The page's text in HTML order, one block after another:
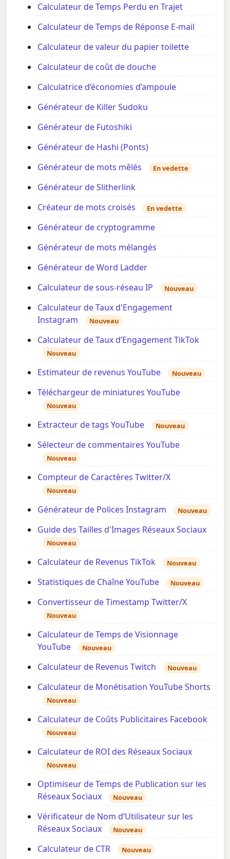
Calculateur de Temps Perdu en Trajet
Calculateur de Temps de Réponse E-mail
Calculateur de valeur du papier toilette
Calculateur de coût de douche
Calculatrice d’économies d’ampoule
Générateur de Killer Sudoku
Générateur de Futoshiki
Générateur de Hashi (Ponts)
Générateur de mots mêlés
En vedette
Générateur de Slitherlink
Créateur de mots croisés
En vedette
Générateur de cryptogramme
Générateur de mots mélangés
Générateur de Word Ladder
Calculateur de sous-réseau IP
Nouveau
Calculateur de Taux d'Engagement
Instagram
Nouveau
Calculateur de Taux d’Engagement TikTok
Nouveau
Estimateur de revenus YouTube Nouveau
Téléchargeur de miniatures YouTube
Nouveau
Extracteur de tags YouTube Nouveau
Sélecteur de commentaires YouTube
Nouveau
Compteur de Caractères Twitter/X
Nouveau
Générateur de Polices Instagram Nouveau
Guide des Tailles d'Images Réseaux Sociaux
Nouveau
Calculateur de Revenus TikTok Nouveau
Statistiques de Chaîne YouTube Nouveau
Convertisseur de Timestamp Twitter/X
Nouveau
Calculateur de Temps de Visionnage
YouTube
Nouveau
Calculateur de Revenus Twitch Nouveau
Calculateur de Monétisation YouTube Shorts
Nouveau
Calculateur de Coûts Publicitaires Facebook
Nouveau
Calculateur de ROI des Réseaux Sociaux
Nouveau
Optimiseur de Temps de Publication sur les
Réseaux Sociaux
Nouveau
Vérificateur de Nom d’Utilisateur sur les
Réseaux Sociaux
Nouveau
Calculateur de CTR Nouveau